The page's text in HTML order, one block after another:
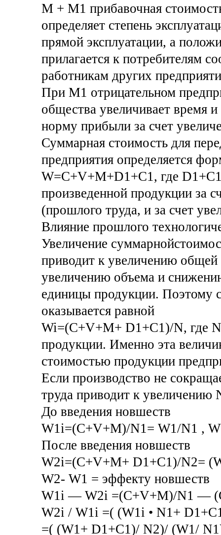
М + М1 прибавочная
определяет степень
прямой эксплуатации, а
прилагается к потребителям
работникам других
При М1 отрицательном
общества увеличивает время
норму прибыли за счет
Суммарная стоимость для
предприятия определяется
W=C+V+M+D1+С1, где
произведенной продукции за
(прошлого труда, и за счет
Влияние прошлого
Увеличение
приводит к увеличению общей
увеличению объема и
единицы продукции. Поэтому
оказывается равной
Wi=(C+V+M+ D1+С1)/N, где N
продукции. Именно эта
стоимостью продукции
Если производство не
труда приводит к увеличению
До введения новшеств
W1i=(C+V+M)/N1= W1/N1 ,
После введения новшеств
W2i=(C+V+M+ D1+С1)/N2=
W2- W1 = эффекту новшеств
W1i — W2i =(C+V+M)/N1 —
W2i / W1i =( (W1i • N1+
=( (W1+ D1+С1)/ N2)/ (W1/